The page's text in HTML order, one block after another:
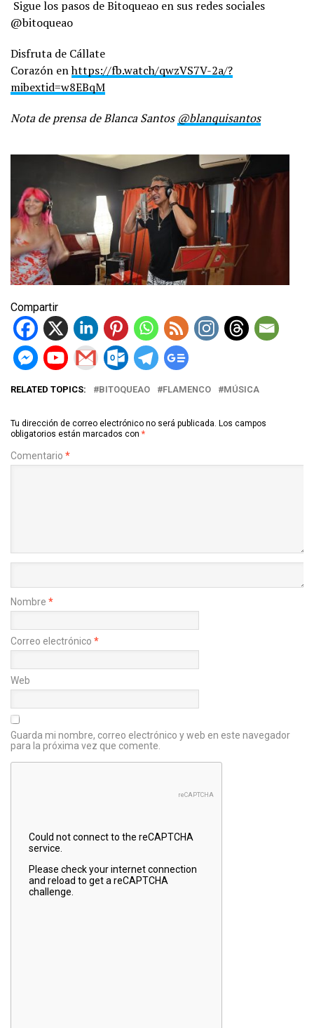
Sigue los pasos de Bitoqueao en sus redes sociales
@bitoqueao
Disfruta de Cállate
Corazón enhttps://fb.watch/qwzVS7V-2a/?
mibextid=w8EBqM
Nota de prensa de Blanca Santos @blanquisantos
Compartir
RELATED TOPICS: BITOQUEAO FLAMENCO MÚSICA
Tu dirección de correo electrónico no será publicada. Los campos
obligatorios están marcados con *
Comentario *
Nombre *
Correo electrónico *
Web
Guarda mi nombre, correo electrónico y web en este navegador
para la próxima vez que comente.